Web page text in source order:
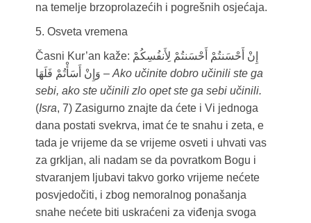
na temelje brzoprolazećih i pogrešnih osjećaja.
5. Osveta vremena
Časni Kur’an kaže: إِنْ أَحْسَنتُمْ أَحْسَنتُمْ لِأَنفُسِكُمْ
وَإِنْ أَسَأْتُمْ فَلَهَا –Ako učinite dobro učinili ste ga
sebi, ako ste učinili zlo opet ste ga sebi učinili.
(Isra, 7) Zasigurno znajte da ćete i Vi jednoga
dana postati svekrva, imat će te snahu i zeta, e
tada je vrijeme da se vrijeme osveti i uhvati vas
za grkljan, ali nadam se da povratkom Bogu i
stvaranjem ljubavi takvo gorko vrijeme nećete
posvjedočiti, i zbog nemoralnog ponašanja
snahe nećete biti uskraćeni za viđenja svoga